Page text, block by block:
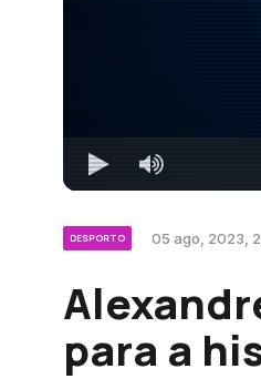
DESPORTO 05 ago, 2023,
para a